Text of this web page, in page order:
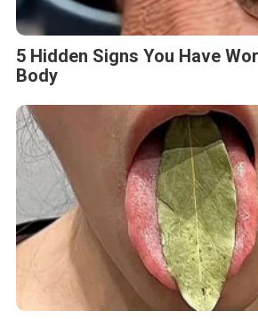
5 Hidden Signs You Have
Body